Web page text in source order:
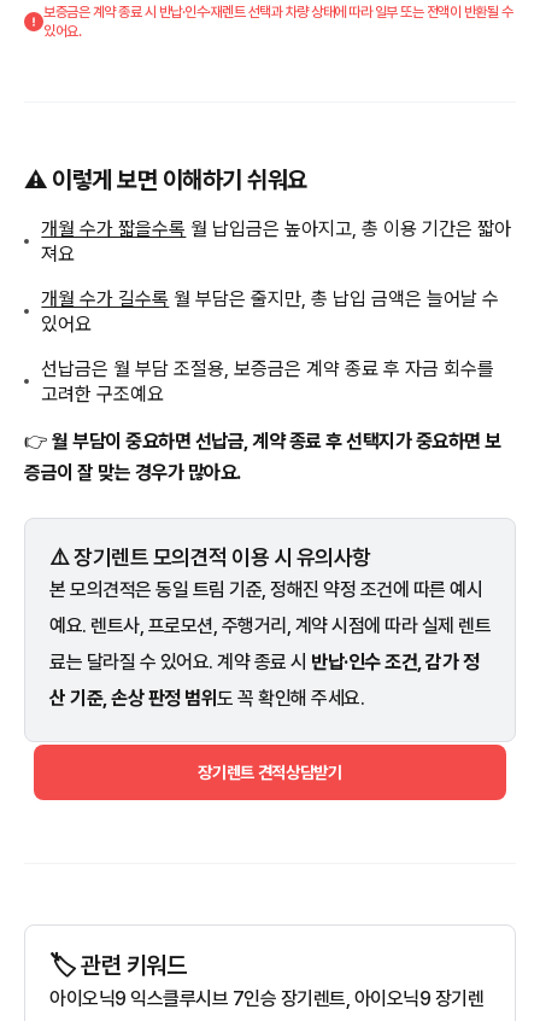
보증금은 계약 종료 시 반납·인수·재렌트 선택과 차량 상태에 따라 일부 또는 전액이 반환될 수
있어요.
⚠️ 이렇게 보면 이해하기 쉬워요
개월 수가 짧을수록 월 납입금은 높아지고, 총 이용 기간은 짧아
져요
개월 수가 길수록 월 부담은 줄지만, 총 납입 금액은 늘어날 수
있어요
선납금은 월 부담 조절용, 보증금은 계약 종료 후 자금 회수를
고려한 구조예요
👉 월 부담이 중요하면 선납금, 계약 종료 후 선택지가 중요하면 보
증금이 잘 맞는 경우가 많아요.
⚠️ 장기렌트 모의견적 이용 시 유의사항
본 모의견적은 동일 트림 기준, 정해진 약정 조건에 따른 예시
예요. 렌트사, 프로모션, 주행거리, 계약 시점에 따라 실제 렌트
료는 달라질 수 있어요. 계약 종료 시 반납·인수 조건, 감가 정
산 기준, 손상 판정 범위도 꼭 확인해 주세요.
장기렌트 견적상담받기
🏷️ 관련 키워드
아이오닉9 익스클루시브 7인승 장기렌트, 아이오닉9 장기렌